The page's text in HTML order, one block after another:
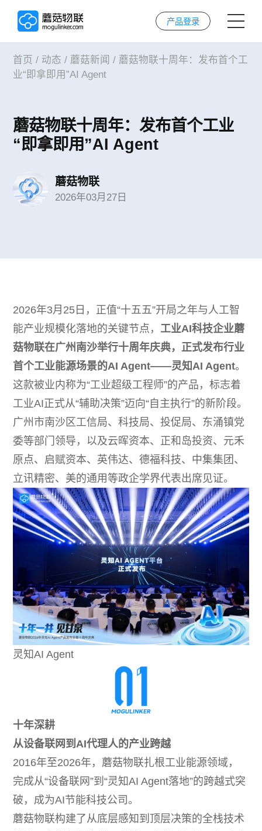
首页
AI技术
实施服务
常见问题
产品登录
首页 / 动态 / 蘑菇新闻 / 蘑菇物联十周年：发布首个工
业“即拿即用”AI Agent
蘑菇物联十周年：发布首个工业
“即拿即用”AI Agent
蘑菇物联
2026年03月27日
2026年3月25日，正值“十五五”开局之年与人工智
能产业规模化落地的关键节点， 工业AI科技企业蘑
菇物联在广州南沙举行十周年庆典，正式发布行业
首个工业能源场景的AI Agent——灵知AI Agent。
这款被业内称为“工业超级工程师”的产品，标志着
工业AI正式从“辅助决策”迈向“自主执行”的新阶段。
广州市南沙区工信局、科技局、投促局、东涌镇党
委等部门领导，以及云晖资本、正和岛投资、元禾
原点、启赋资本、英伟达、德福科技、中集集团、
立讯精密、美的通用等政企学界代表出席见证。
灵知AI Agent
十年深耕
从设备联网到AI代理人的产业跨越
2016年至2026年，蘑菇物联扎根工业能源领域，
完成从“设备联网”到“灵知AI Agent落地”的跨越式突
破，成为AI节能科技公司。
蘑菇物联构建了从底层感知到顶层决策的全栈技术